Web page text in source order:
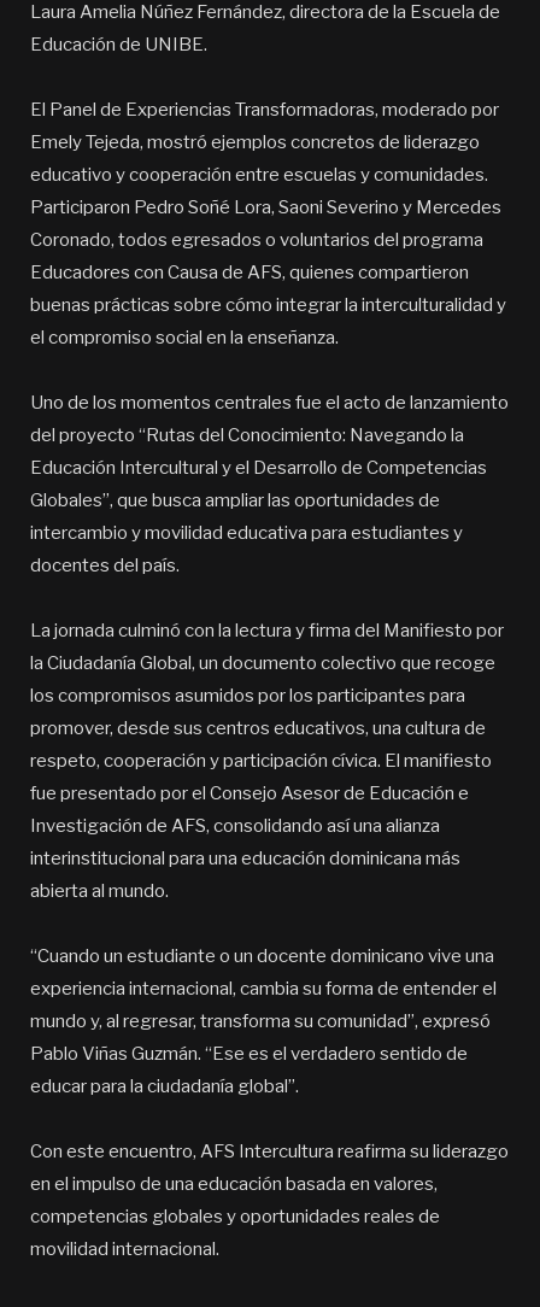
Laura Amelia Núñez Fernández, directora de la Escuela de
Educación de UNIBE.
El Panel de Experiencias Transformadoras, moderado por
Emely Tejeda, mostró ejemplos concretos de liderazgo
educativo y cooperación entre escuelas y comunidades.
Participaron Pedro Soñé Lora, Saoni Severino y Mercedes
Coronado, todos egresados o voluntarios del programa
Educadores con Causa de AFS, quienes compartieron
buenas prácticas sobre cómo integrar la interculturalidad y
el compromiso social en la enseñanza.
Uno de los momentos centrales fue el acto de lanzamiento
del proyecto “Rutas del Conocimiento: Navegando la
Educación Intercultural y el Desarrollo de Competencias
Globales”, que busca ampliar las oportunidades de
intercambio y movilidad educativa para estudiantes y
docentes del país.
La jornada culminó con la lectura y firma del Manifiesto por
la Ciudadanía Global, un documento colectivo que recoge
los compromisos asumidos por los participantes para
promover, desde sus centros educativos, una cultura de
respeto, cooperación y participación cívica. El manifiesto
fue presentado por el Consejo Asesor de Educación e
Investigación de AFS, consolidando así una alianza
interinstitucional para una educación dominicana más
abierta al mundo.
“Cuando un estudiante o un docente dominicano vive una
experiencia internacional, cambia su forma de entender el
mundo y, al regresar, transforma su comunidad”, expresó
Pablo Viñas Guzmán. “Ese es el verdadero sentido de
educar para la ciudadanía global”.
Con este encuentro, AFS Intercultura reafirma su liderazgo
en el impulso de una educación basada en valores,
competencias globales y oportunidades reales de
movilidad internacional.